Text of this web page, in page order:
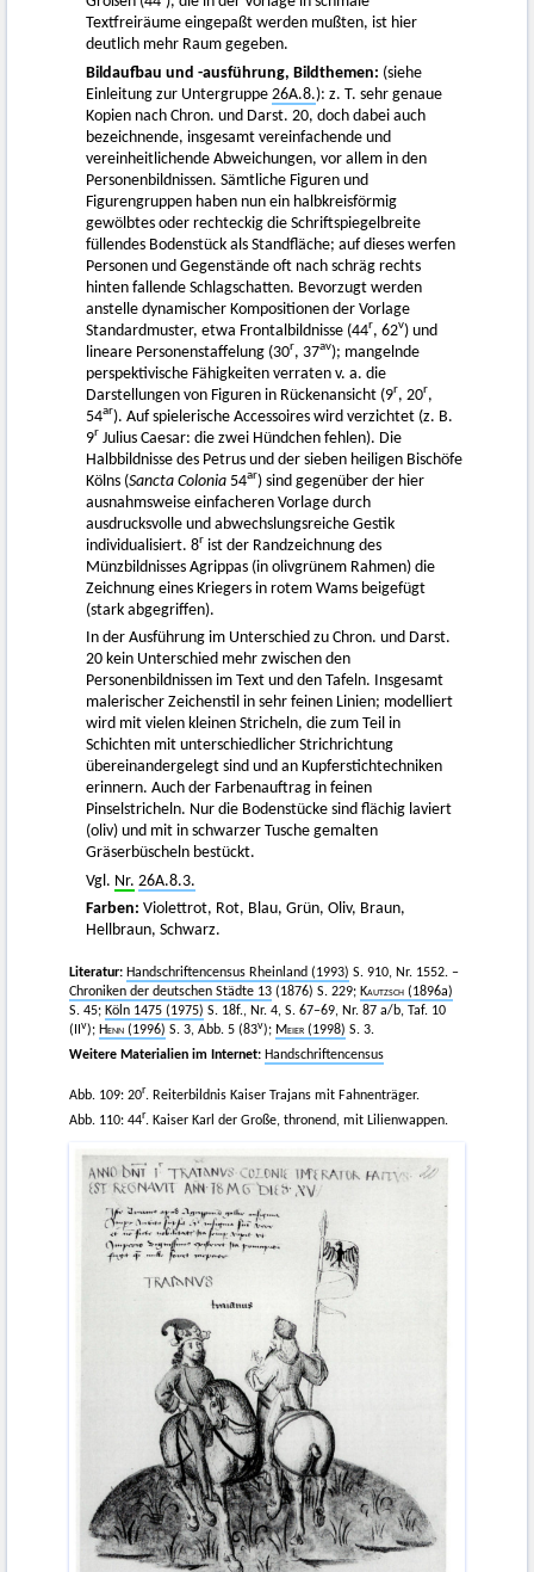
Textfreiräume eingepaßt werden mußten, ist hier
deutlich mehr Raum gegeben.
Bildaufbau und -ausführung, Bildthemen: (siehe
Einleitung zur Untergruppe 26A.8.): z. T. sehr genaue
Kopien nach Chron. und Darst. 20, doch dabei auch
bezeichnende, insgesamt vereinfachende und
vereinheitlichende Abweichungen, vor allem in den
Personenbildnissen. Sämtliche Figuren und
Figurengruppen haben nun ein halbkreisförmig
gewölbtes oder rechteckig die Schriftspiegelbreite
füllendes Bodenstück als Standfläche; auf dieses werfen
Personen und Gegenstände oft nach schräg rechts
hinten fallende Schlagschatten. Bevorzugt werden
anstelle dynamischer Kompositionen der Vorlage
Standardmuster, etwa Frontalbildnisse (44r, 62v) und
lineare Personenstaffelung (30r, 37av); mangelnde
perspektivische Fähigkeiten verraten v. a. die
Darstellungen von Figuren in Rückenansicht (9r, 20r,
54ar). Auf spielerische Accessoires wird verzichtet (z. B.
9r Julius Caesar: die zwei Hündchen fehlen). Die
Halbbildnisse des Petrus und der sieben heiligen Bischöfe
Kölns (Sancta Colonia 54ar) sind gegenüber der hier
ausnahmsweise einfacheren Vorlage durch
ausdrucksvolle und abwechslungsreiche Gestik
individualisiert. 8r ist der Randzeichnung des
Münzbildnisses Agrippas (in olivgrünem Rahmen) die
Zeichnung eines Kriegers in rotem Wams beigefügt
(stark abgegriffen).
In der Ausführung im Unterschied zu Chron. und Darst.
20 kein Unterschied mehr zwischen den
Personenbildnissen im Text und den Tafeln. Insgesamt
malerischer Zeichenstil in sehr feinen Linien; modelliert
wird mit vielen kleinen Stricheln, die zum Teil in
Schichten mit unterschiedlicher Strichrichtung
übereinandergelegt sind und an Kupferstichtechniken
erinnern. Auch der Farbenauftrag in feinen
Pinselstricheln. Nur die Bodenstücke sind flächig laviert
(oliv) und mit in schwarzer Tusche gemalten
Gräserbüscheln bestückt.
Vgl. Nr. 26A.8.3.
Farben: Violettrot, Rot, Blau, Grün, Oliv, Braun,
Hellbraun, Schwarz.
Literatur: Handschriftencensus Rheinland (1993) S. 910, Nr. 1552. –
Chroniken der deutschen Städte 13 (1876) S. 229; Kautzsch (1896a)
S. 45; Köln 1475 (1975) S. 18f., Nr. 4, S. 67–69, Nr. 87 a/b, Taf. 10
(II
v); Henn (1996) S. 3, Abb. 5 (83v); Meier (1998) S. 3.
Weitere Materialien im Internet: Handschriftencensus
Abb. 109: 20r. Reiterbildnis Kaiser Trajans mit Fahnenträger.
Abb. 110: 44r. Kaiser Karl der Große, thronend, mit Lilienwappen.